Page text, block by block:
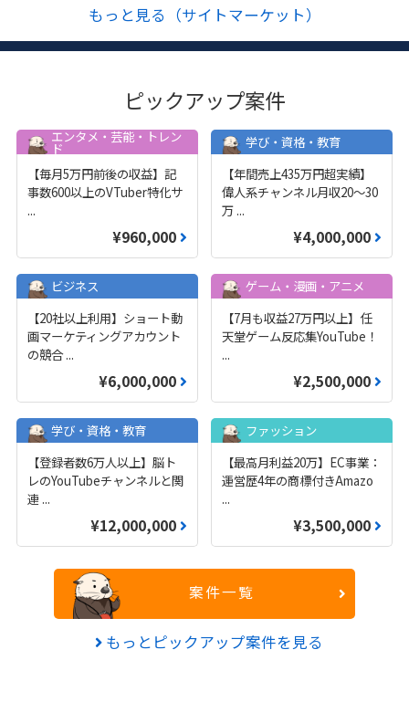
もっと見る（サイトマーケット）
ピックアップ案件
エンタメ・芸能・トレン
ド
【毎月5万円前後の収益】記
事数600以上のVTuber特化サ
...
¥960,000
学び・資格・教育
【年間売上435万円超実績】
偉人系チャンネル月収20～30
万 ...
¥4,000,000
ビジネス
【20社以上利用】ショート動
画マーケティングアカウント
の競合...
¥6,000,000
ゲーム・漫画・アニメ
【7月も収益27万円以上】任
天堂ゲーム反応集YouTube！
...
¥2,500,000
学び・資格・教育
【登録者数6万人以上】脳ト
レのYouTubeチャンネルと関
連 ...
¥12,000,000
ファッション
【最高月利益20万】EC事業：
運営歴4年の商標付きAmazo
...
¥3,500,000
案件一覧
もっとピックアップ案件を見る